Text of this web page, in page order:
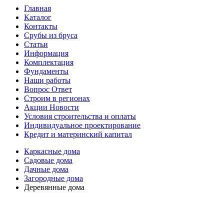
Главная
Каталог
Контакты
Срубы из бруса
Статьи
Информация
Комплектация
Фундаменты
Наши работы
Вопрос Ответ
Строим в регионах
Акции Новости
Условия строительства и оплаты
Индивидуальное проектирование
Кредит и материнский капитал
Каркасные дома
Садовые дома
Дачные дома
Загородные дома
Деревянные дома